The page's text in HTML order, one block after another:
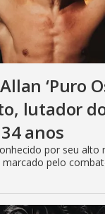
‘Puro
lutador
anos
por seu alto
pelo